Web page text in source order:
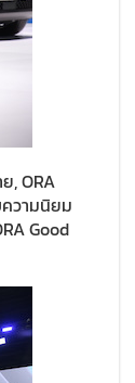
, ORA
วามนิยม
Good